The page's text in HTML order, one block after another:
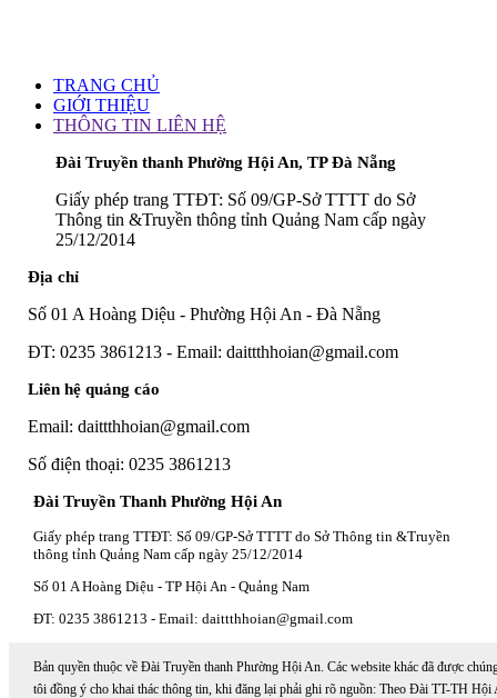
TRANG CHỦ
GIỚI THIỆU
THÔNG TIN LIÊN HỆ
Đài Truyền thanh Phường Hội An, TP Đà Nẵng
Giấy phép trang TTĐT: Số 09/GP-Sở TTTT do Sở
Thông tin &Truyền thông tỉnh Quảng Nam cấp ngày
25/12/2014
Địa chỉ
Số 01 A Hoàng Diệu - Phường Hội An - Đà Nẵng
ĐT: 0235 3861213 - Email: daittthhoian@gmail.com
Liên hệ quảng cáo
Email: daittthhoian@gmail.com
Số điện thoại: 0235 3861213
Đài Truyền Thanh Phường Hội An
Giấy phép trang TTĐT: Số 09/GP-Sở TTTT do Sở Thông tin &Truyền
thông tỉnh Quảng Nam cấp ngày 25/12/2014
Số 01 A Hoàng Diệu - TP Hội An - Quảng Nam
ĐT: 0235 3861213 - Email: daittthhoian@gmail.com
Bản quyền thuộc về Đài Truyền thanh Phường Hội An. Các website khác đã được
tôi đồng ý cho khai thác thông tin, khi đăng lại phải ghi rõ nguồn: Theo Đài TT-TH Hội